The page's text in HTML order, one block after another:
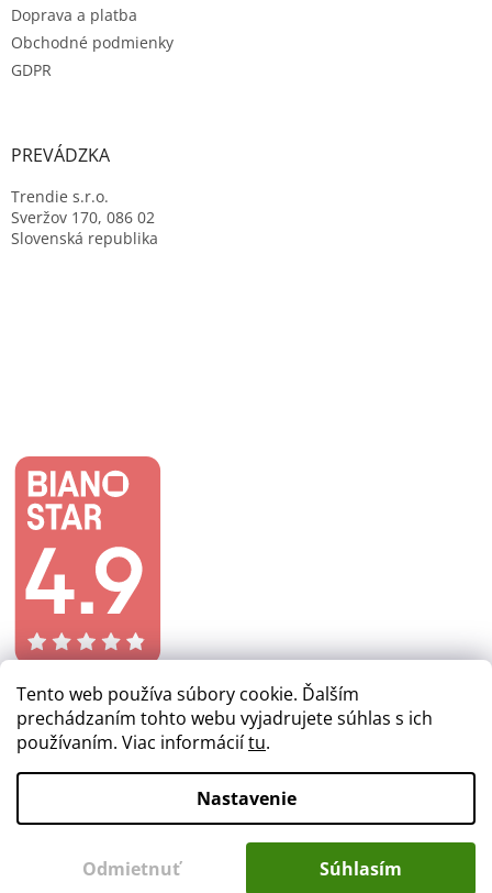
Tento web používa súbory cookie. Ďalším
prechádzaním tohto webu vyjadrujete súhlas s ich
používaním. Viac informáciítu.
Nastavenie
Odmietnuť Súhlasím
Doprava a platba
Obchodné podmienky
GDPR
PREVÁDZKA
Trendie s.r.o.
Sveržov 170, 086 02
Slovenská republika
lacnezlaby.sk. Všetky práva vyhradené.
Upraviť nastavenie cookies